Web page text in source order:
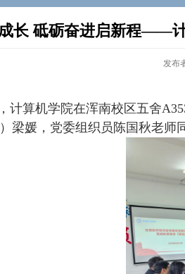
长 砥砺奋进启新程——
发布
计算机学院在浑南校区五舍
梁媛，党委组织员陈国秋老